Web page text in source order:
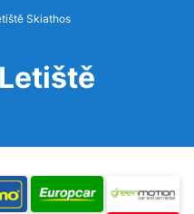
Skiathos